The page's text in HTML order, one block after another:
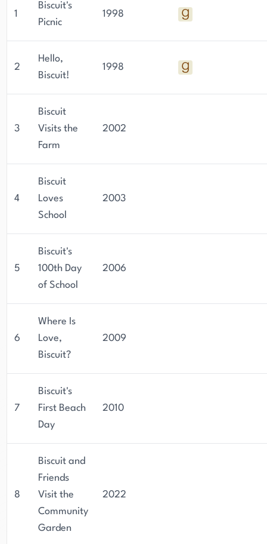
1
Biscuit's
Picnic
1998
2
Hello,
Biscuit!
1998
3
Biscuit
Visits the
Farm
2002
4
Biscuit
Loves
School
2003
5
Biscuit's
100th Day
of School
2006
6
Where Is
Love,
Biscuit?
2009
7
Biscuit's
First Beach
Day
2010
8
Biscuit and
Friends
Visit the
Community
Garden
2022